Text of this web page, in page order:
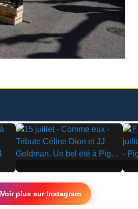
▶ ▶
Voir plus sur Instagram